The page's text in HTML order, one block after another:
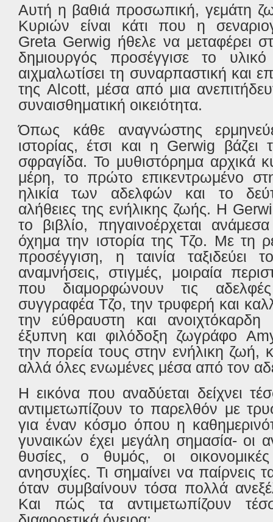
Αυτή η βαθιά προσωπική, γεμάτη
Κυριών είναι κάτι που η
Greta Gerwig ήθελε να μεταφέρει
δημιουργός προσέγγισε το
αιχμαλωτίσει τη συναρπαστική και
της Alcott, μέσα από μια
συναισθηματική οικειότητα.
Όπως κάθε αναγνώστης
ιστορίας, έτσι και η Gerwig
βάζει
σφραγίδα. Το μυθιστόρημα αρχικά
μέρη, το πρώτο επικεντρωμένο
ηλικία των αδελφών και το
αλήθειες της ενήλικης ζωής. Η
το βιβλίο, πηγαινοέρχεται
όχημα την ιστορία της Τζο. Με τη
προσέγγιση, η ταινία
αναμνήσεις, στιγμές, μοιραία
που διαμορφώνουν τις
συγγραφέα Τζο, την τρυφερή και
την εύθραυστη και
έξυπνη και φιλόδοξη ζωγράφο
την πορεία τους στην ενήλικη ζωή,
αλλά όλες ενωμένες μέσα από τον
Η εικόνα που αναδύεται δείχνει
αντιμετωπίζουν το παρελθόν με
για έναν κόσμο όπου η
γυναικών έχει μεγάλη σημασία- οι
θυσίες, ο θυμός, οι οικονομικές
ανησυχίες. Τι σημαίνει να παίρνεις
όταν συμβαίνουν τόσα πολλά
Και πώς τα αντιμετωπίζουν